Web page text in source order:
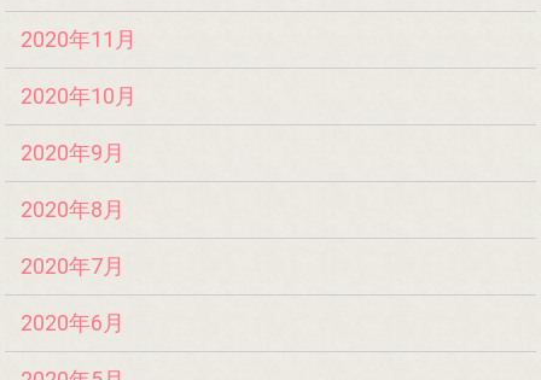
2020年11月
2020年10月
2020年9月
2020年8月
2020年7月
2020年6月